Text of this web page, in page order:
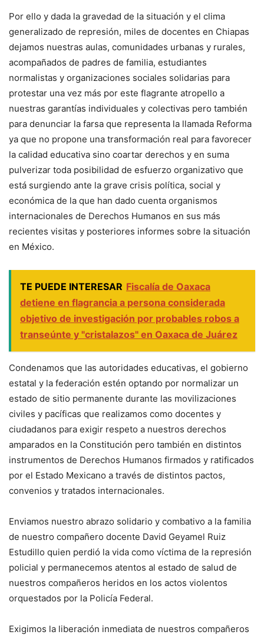
Por ello y dada la gravedad de la situación y el clima
generalizado de represión, miles de docentes en Chiapas
dejamos nuestras aulas, comunidades urbanas y rurales,
acompañados de padres de familia, estudiantes
normalistas y organizaciones sociales solidarias para
protestar una vez más por este flagrante atropello a
nuestras garantías individuales y colectivas pero también
para denunciar la farsa que representa la llamada Reforma
ya que no propone una transformación real para favorecer
la calidad educativa sino coartar derechos y en suma
pulverizar toda posibilidad de esfuerzo organizativo que
está surgiendo ante la grave crisis política, social y
económica de la que han dado cuenta organismos
internacionales de Derechos Humanos en sus más
recientes visitas y posteriores informes sobre la situación
en México.
TE PUEDE INTERESAR Fiscalía de Oaxaca
detiene en flagrancia a persona considerada
objetivo de investigación por probables robos a
transeúnte y "cristalazos" en Oaxaca de Juárez
Condenamos que las autoridades educativas, el gobierno
estatal y la federación estén optando por normalizar un
estado de sitio permanente durante las movilizaciones
civiles y pacíficas que realizamos como docentes y
ciudadanos para exigir respeto a nuestros derechos
amparados en la Constitución pero también en distintos
instrumentos de Derechos Humanos firmados y ratificados
por el Estado Mexicano a través de distintos pactos,
convenios y tratados internacionales.
Enviamos nuestro abrazo solidario y combativo a la familia
de nuestro compañero docente David Geyamel Ruiz
Estudillo quien perdió la vida como víctima de la represión
policial y permanecemos atentos al estado de salud de
nuestros compañeros heridos en los actos violentos
orquestados por la Policía Federal.
Exigimos la liberación inmediata de nuestros compañeros